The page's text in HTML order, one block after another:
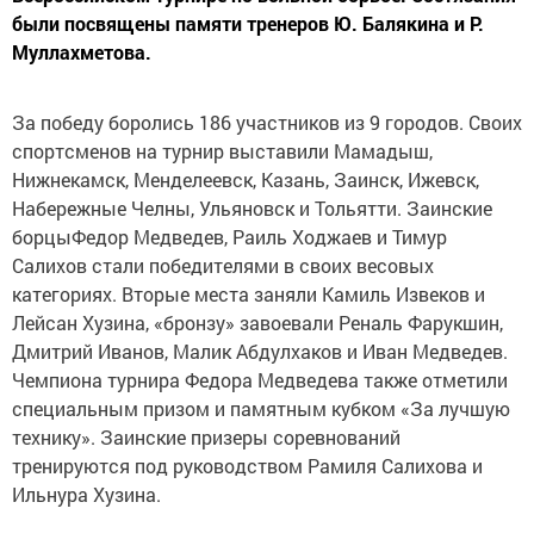
были посвящены памяти тренеров Ю. Балякина и Р.
Муллахметова.
За победу боролись 186 участников из 9 городов. Своих
спортсменов на турнир выставили Мамадыш,
Нижнекамск, Менделеевск, Казань, Заинск, Ижевск,
Набережные Челны, Ульяновск и Тольятти. Заинские
борцыФедор Медведев, Раиль Ходжаев и Тимур
Салихов стали победителями в своих весовых
категориях. Вторые места заняли Камиль Извеков и
Лейсан Хузина, «бронзу» завоевали Реналь Фарукшин,
Дмитрий Иванов, Малик Абдулхаков и Иван Медведев.
Чемпиона турнира Федора Медведева также отметили
специальным призом и памятным кубком «За лучшую
технику». Заинские призеры соревнований
тренируются под руководством Рамиля Салихова и
Ильнура Хузина.